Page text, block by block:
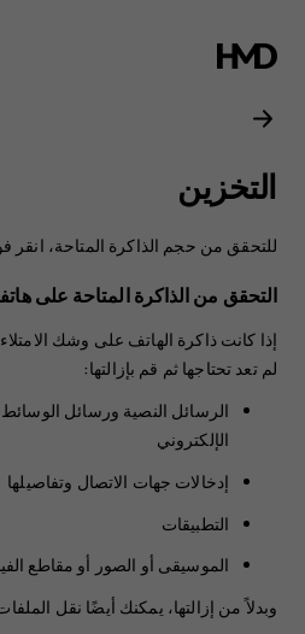
دليل
مستخدم
هاتف
Nokia
3.2
التخزين
للتحقق من حجم الذاكرة المتاحة، انقر
التحقق من الذاكرة المتاحة على
إذا كانت ذاكرة الهاتف على وشك
لم تعد تحتاجها ثم قم بإزالتها:
الرسائل النصية ورسائل الوسائط
الإلكتروني
إدخالات جهات الاتصال وتفاصيلها
التطبيقات
الموسيقى أو الصور أو مقاطع
وبدلاً من إزالتها، يمكنك أيضًا نقل